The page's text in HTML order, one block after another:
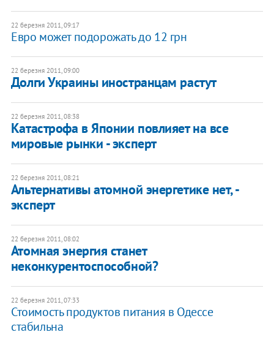
22 березня 2011, 09:17
Евро может подорожать до 12 грн
22 березня 2011, 09:00
Долги Украины иностранцам растут
22 березня 2011, 08:38
Катастрофа в Японии повлияет на все
мировые рынки - эксперт
22 березня 2011, 08:21
Альтернативы атомной энергетике нет, -
эксперт
22 березня 2011, 08:02
Атомная энергия станет
неконкурентоспособной?
22 березня 2011, 07:33
Стоимость продуктов питания в Одессе
стабильна